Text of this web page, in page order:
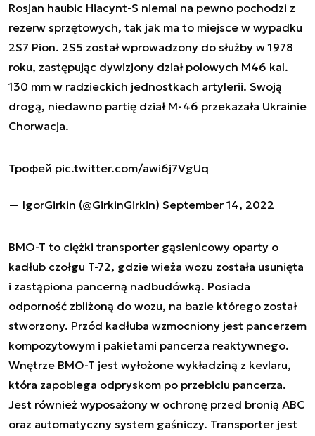
Rosjan haubic Hiacynt-S niemal na pewno pochodzi z
rezerw sprzętowych, tak jak ma to miejsce w wypadku
2S7 Pion. 2S5 został wprowadzony do służby w 1978
roku, zastępując dywizjony dział polowych M46 kal.
130 mm w radzieckich jednostkach artylerii. Swoją
drogą, niedawno partię dział M-46 przekazała Ukrainie
Chorwacja.
Трофей pic.twitter.com/awi6j7VgUq
— IgorGirkin (@GirkinGirkin) September 14, 2022
BMO-T to ciężki transporter gąsienicowy oparty o
kadłub czołgu T-72, gdzie wieża wozu została usunięta
i zastąpiona pancerną nadbudówką. Posiada
odporność zbliżoną do wozu, na bazie którego został
stworzony. Przód kadłuba wzmocniony jest pancerzem
kompozytowym i pakietami pancerza reaktywnego.
Wnętrze BMO-T jest wyłożone wykładziną z kevlaru,
która zapobiega odpryskom po przebiciu pancerza.
Jest również wyposażony w ochronę przed bronią ABC
oraz automatyczny system gaśniczy. Transporter jest